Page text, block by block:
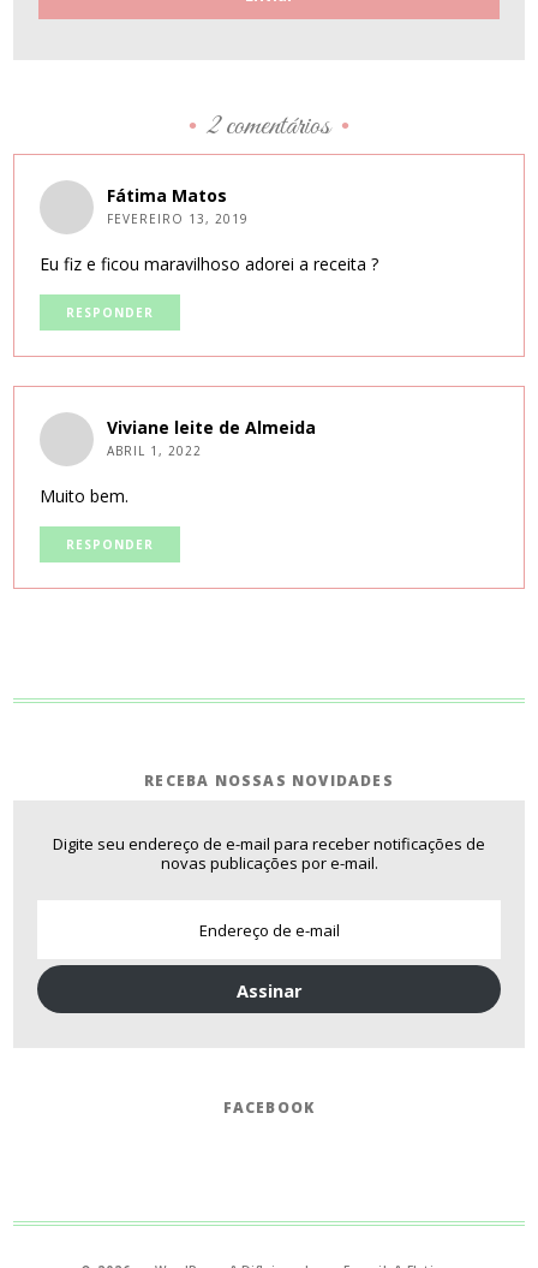
• 2 comentários •
Fátima Matos
FEVEREIRO 13, 2019
Eu fiz e ficou maravilhoso adorei a receita ?
RESPONDER
Viviane leite de Almeida
ABRIL 1, 2022
Muito bem.
RESPONDER
RECEBA NOSSAS NOVIDADES
Digite seu endereço de e-mail para receber notificações de
novas publicações por e-mail.
Assinar
FACEBOOK